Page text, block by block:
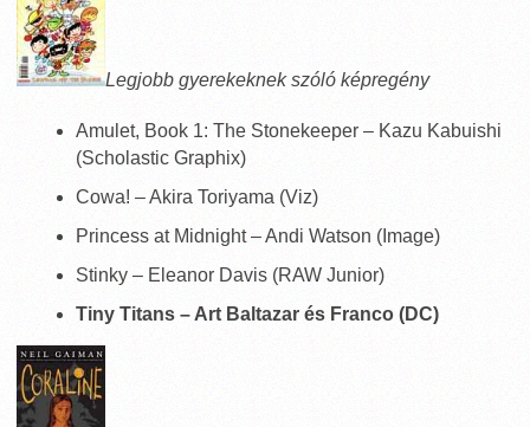
Legjobb gyerekeknek szóló képregény
Amulet, Book 1: The Stonekeeper – Kazu Kabuishi
(Scholastic Graphix)
Cowa! – Akira Toriyama (Viz)
Princess at Midnight – Andi Watson (Image)
Stinky – Eleanor Davis (RAW Junior)
Tiny Titans – Art Baltazar és Franco (DC)